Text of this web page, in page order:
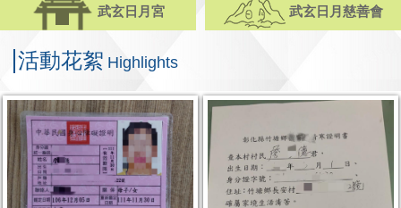
武玄日月宮 武玄日月慈善會
活動花絮 Highlights